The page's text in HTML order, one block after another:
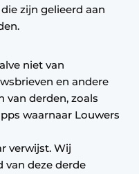
zijn gelieerd aan
niet van
en andere
derden, zoals
waarnaar Louwers
verwijst. Wij
van deze derde